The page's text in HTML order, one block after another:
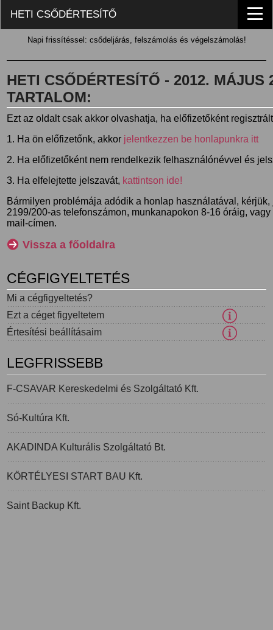
HETI CSŐDÉRTESÍTŐ
Napi frissítéssel: csődeljárás, felszámolás és végelszámolás!
HETI CSŐDÉRTESÍTŐ - 2012. MÁJUS
TARTALOM:
Ezt az oldalt csak akkor olvashatja, ha előfizetőként
1. Ha ön előfizetőnk, akkor jelentkezzen be honlapunkra itt
2. Ha előfizetőként nem rendelkezik felhasználónévvel és
3. Ha elfelejtette jelszavát, kattintson ide!
Bármilyen problémája adódik a honlap használatával,
2199/200-as telefonszámon, munkanapokon 8-16 óráig,
mail-címen.
Vissza a főoldalra
CÉGFIGYELTETÉS
Mi a cégfigyeltetés?
Ezt a céget figyeltetem
Értesítési beállításaim
LEGFRISSEBB
F-CSAVAR Kereskedelmi és Szolgáltató Kft.
Só-Kultúra Kft.
AKADINDA Kulturális Szolgáltató Bt.
KÖRTÉLYESI START BAU Kft.
Saint Backup Kft.